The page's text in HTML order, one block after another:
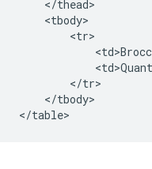
    </thead>
    <tbody>
        <tr>
        </tr>
    </tbody>